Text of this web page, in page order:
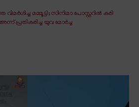
മമ്മൂട്ടി; സിനിമാ പോസ്റ്ററിൽ കരി
പ്രതികരിച്ച യുവ മോർച്ച